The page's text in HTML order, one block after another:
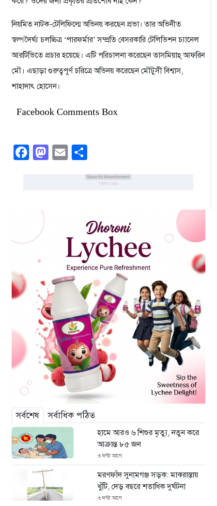
নিয়মিত নাটক-টেলিফিল্মে অভিনয় করছেন প্রভা। তার অভিনীত
স্বল্পদৈর্ঘ্য চলচ্চিত্র ‘পারফর্মার’ সম্প্রতি বেসরকারি টেলিভিশন চ্যানেল
আরটিভিতে প্রচার হয়েছে। এটি পরিচালনা করেছেন তাসমিয়াহ্ আফরিন
মৌ। এছাড়া গুরুত্বপূর্ণ চরিত্রে অভিনয় করেছেন মৌটুসী বিশ্বাস,
শাহাদাৎ হোসেন।
Facebook Comments Box
Facebook
Mastodon
Email
সর্বশেষ সর্বাধিক পঠিত
হামে আরও ৬ শিশুর মৃত্যু, নতুন করে
আক্রান্ত ৮৫ জন
৩ ঘণ্টা আগে
মরণফাঁদ সুনামগঞ্জ সড়ক: মাঝরাস্তায়
খুঁটি, দেড় বছরে শতাধিক দুর্ঘটনা
৩ ঘণ্টা আগে